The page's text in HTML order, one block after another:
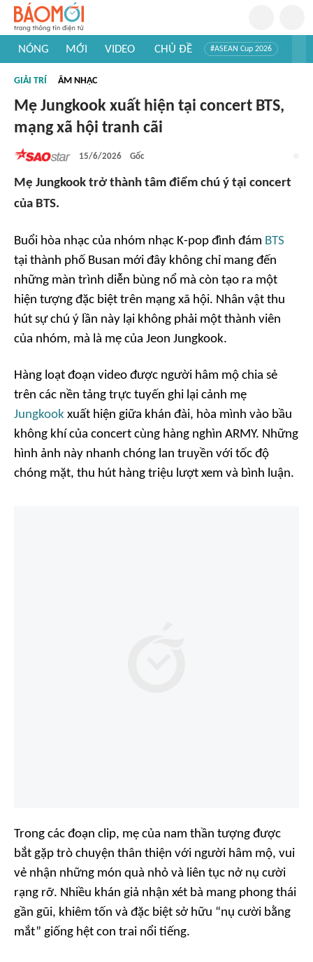
NÓNG MỚI VIDEO CHỦ ĐỀ #ASEAN Cup 2026
#Khám phá thế giới
GIẢI TRÍ ÂM NHẠC
Mẹ Jungkook xuất hiện tại concert BTS,
mạng xã hội tranh cãi
15/6/2026 Gốc
Mẹ Jungkook trở thành tâm điểm chú ý tại concert
của BTS.
Buổi hòa nhạc của nhóm nhạc K-pop đình đám BTS
tại thành phố Busan mới đây không chỉ mang đến
những màn trình diễn bùng nổ mà còn tạo ra một
hiện tượng đặc biệt trên mạng xã hội. Nhân vật thu
hút sự chú ý lần này lại không phải một thành viên
của nhóm, mà là mẹ của Jeon Jungkook.
Hàng loạt đoạn video được người hâm mộ chia sẻ
trên các nền tảng trực tuyến ghi lại cảnh mẹ
Jungkook xuất hiện giữa khán đài, hòa mình vào bầu
không khí của concert cùng hàng nghìn ARMY. Những
hình ảnh này nhanh chóng lan truyền với tốc độ
chóng mặt, thu hút hàng triệu lượt xem và bình luận.
Trong các đoạn clip, mẹ của nam thần tượng được
bắt gặp trò chuyện thân thiện với người hâm mộ, vui
vẻ nhận những món quà nhỏ và liên tục nở nụ cười
rạng rỡ. Nhiều khán giả nhận xét bà mang phong thái
gần gũi, khiêm tốn và đặc biệt sở hữu “nụ cười bằng
mắt” giống hệt con trai nổi tiếng.